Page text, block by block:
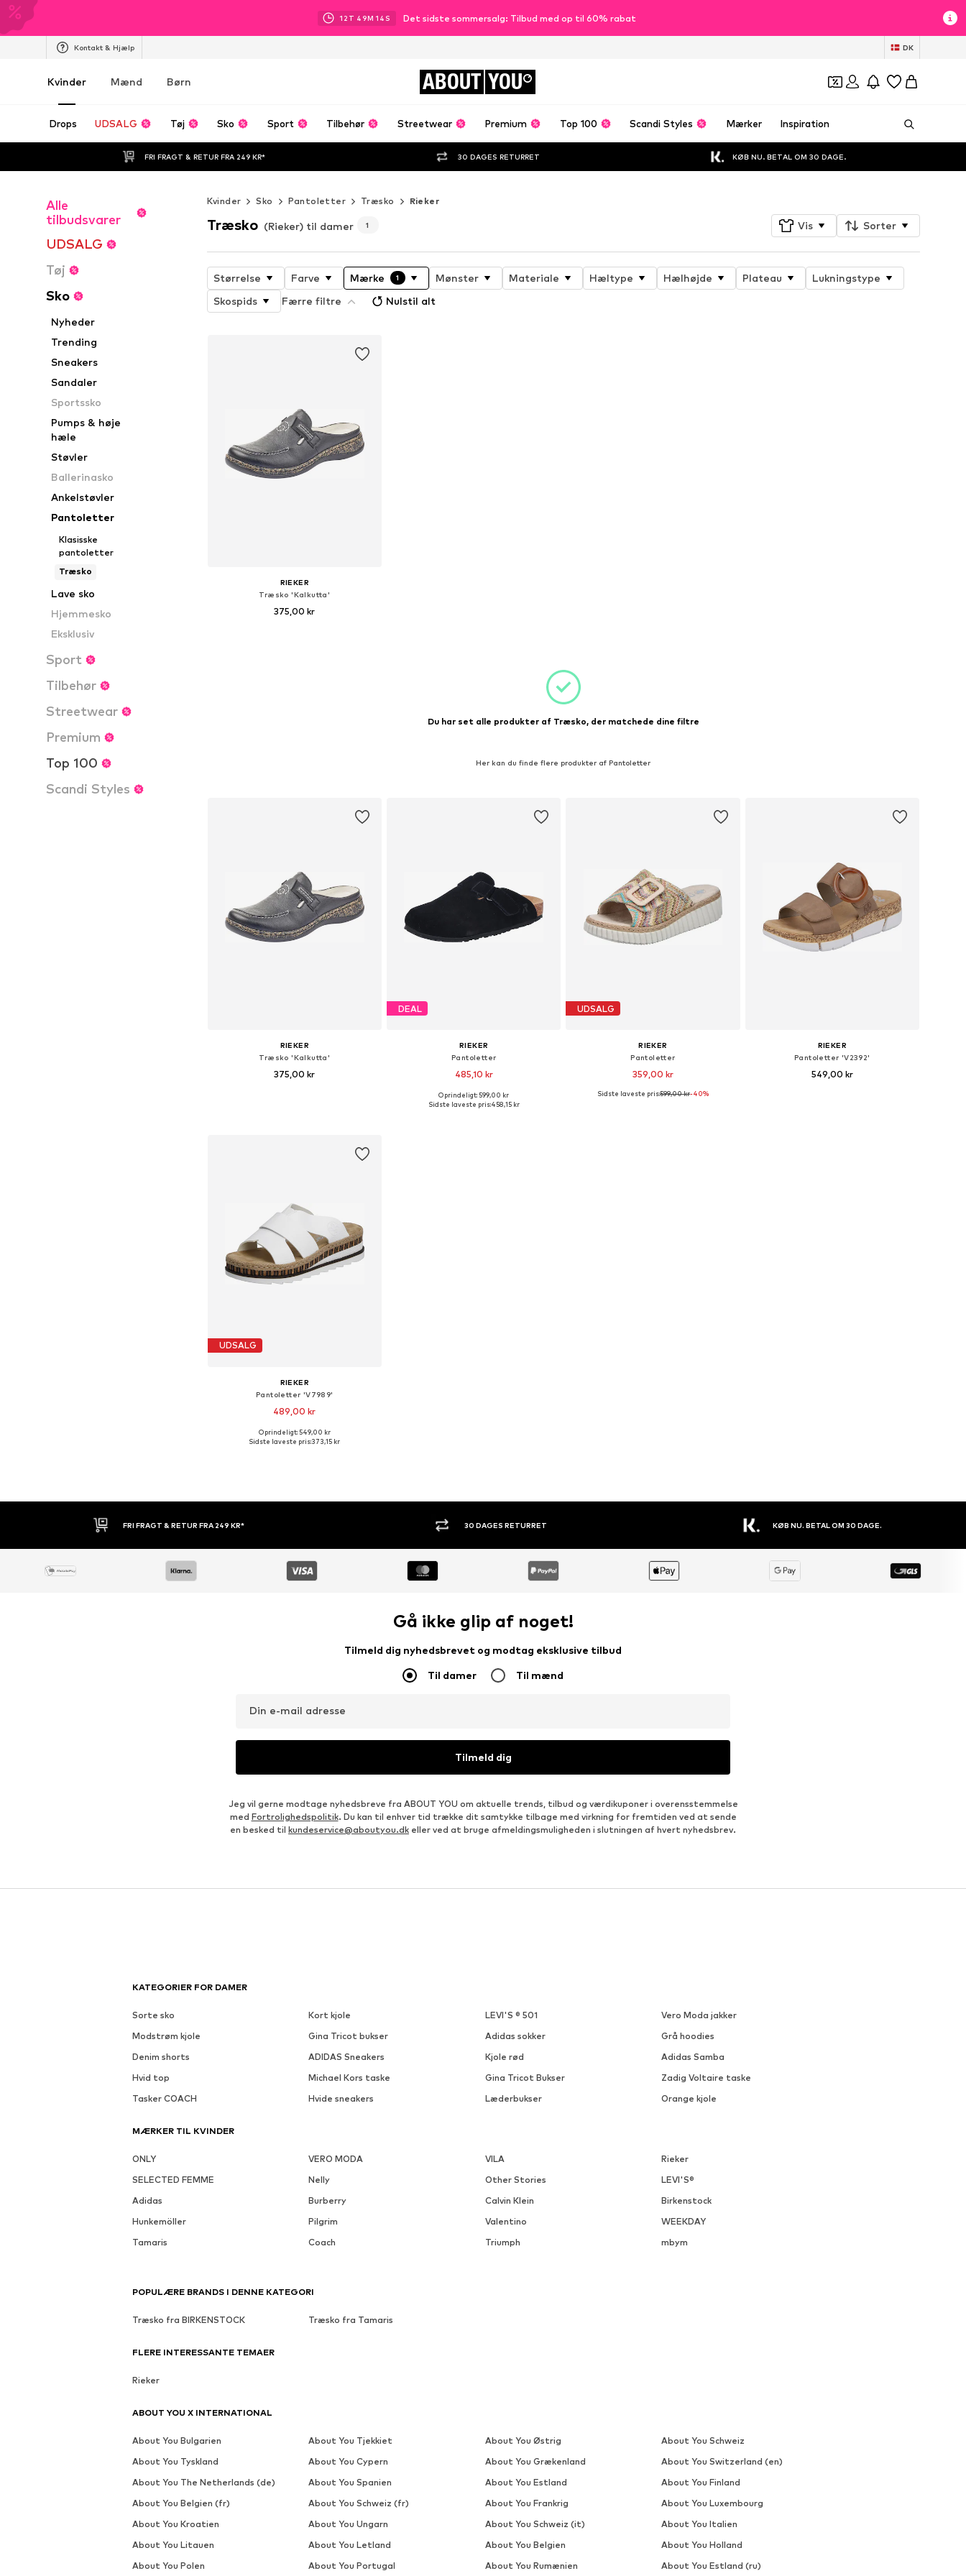
12 T 49M 13 S Det sidste sommersalg: Tilbud med op til 60% rabat
Kontakt & Hjælp DK
Kvinder Mænd Børn ABOUT YOU
Drops UDSALG Tøj Sko Sport Tilbehør Streetwear Premium Top 100 Scandi Styles Mærker Inspiration
FRI FRAGT & RETUR FRA 249 KR* 30 DAGES RETURRET KØB NU. BETAL OM 30 DAGE.
Alle
tilbudsvarer
UDSALG
Tøj
Sko
Nyheder
Trending
Sneakers
Sandaler
Sportssko
Pumps & høje
hæle
Støvler
Ballerinasko
Ankelstøvler
Pantoletter
Klasisske
pantoletter
Træsko
Lave sko
Hjemmesko
Eksklusiv
Sport
Tilbehør
Streetwear
Premium
Top 100
Scandi Styles
Kvinder Sko Pantoletter Træsko Rieker
Træsko (Rieker) til damer 1 Vis Sorter
Størrelse Farve Mærke 1 Mønster Materiale Hæltype Hælhøjde Plateau
Lukningstype
Skospids
Færre filtre Nulstil alt
RIEKER
Træsko 'Kalkutta'
375,00 kr
Du har set alle produkter af Træsko, der matchede dine filtre
Her kan du finde flere produkter af Pantoletter
RIEKER
Træsko 'Kalkutta'
375,00 kr
DEAL
RIEKER
Pantoletter
485,10 kr
Tilgængelige størrelser: 38, 39
Oprindeligt: 599,00 kr
Sidste laveste pris:458,15 kr
UDSALG
RIEKER
Pantoletter
359,00 kr
Tilgængelige størrelser: 36
Sidste laveste pris:599,00 kr-40%
RIEKER
Pantoletter 'V2392'
549,00 kr
UDSALG
RIEKER
Pantoletter 'V7989'
489,00 kr
Tilgængelige størrelser: 39
Oprindeligt: 549,00 kr
Sidste laveste pris:373,15 kr
30 DAGES RETURRET KØB NU. BETAL OM 30 DAGE. STORT UDVALG
Gå ikke glip af noget!
Tilmeld dig nyhedsbrevet og modtag eksklusive tilbud
Til damer Til mænd
Din e-mail adresse
Tilmeld dig
Jeg vil gerne modtage nyhedsbreve fra ABOUT YOU om aktuelle trends, tilbud og værdikuponer i overensstemmelse
med Fortrolighedspolitik. Du kan til enhver tid trække dit samtykke tilbage med virkning for fremtiden ved at sende
en besked til kundeservice@aboutyou.dk eller ved at bruge afmeldingsmuligheden i slutningen af hvert nyhedsbrev.
KATEGORIER FOR DAMER
Sorte sko Kort kjole LEVI'S ® 501
Vero Moda jakker
Modstrøm kjole
Gina Tricot bukser Adidas sokker
Grå hoodies
Denim shorts
ADIDAS Sneakers Kjole rød
Adidas Samba
Hvid top
Michael Kors taske Gina Tricot Bukser
Zadig Voltaire taske
Tasker COACH
Hvide sneakers Læderbukser Orange kjole
MÆRKER TIL KVINDER
ONLY VERO MODA VILA
Rieker
SELECTED FEMME
Nelly Other Stories
LEVI'S®
Adidas
Burberry Calvin Klein
Birkenstock
Hunkemöller
Pilgrim Valentino
WEEKDAY
Tamaris
Coach Triumph mbym
POPULÆRE BRANDS I DENNE KATEGORI
Træsko fra BIRKENSTOCK Træsko fra Tamaris
FLERE INTERESSANTE TEMAER
Rieker
ABOUT YOU X INTERNATIONAL
About You Bulgarien About You Tjekkiet About You Østrig
About You Schweiz
About You Tyskland
About You Cypern About You Grækenland
About You Switzerland (en)
About You The Netherlands (de)
About You Spanien About You Estland
About You Finland
About You Belgien (fr)
About You Schweiz (fr) About You Frankrig
About You Luxembourg
About You Kroatien
About You Ungarn About You Schweiz (it)
About You Italien
About You Litauen
About You Letland About You Belgien
About You Holland
About You Polen
About You Portugal About You Rumænien About You Estland (ru)